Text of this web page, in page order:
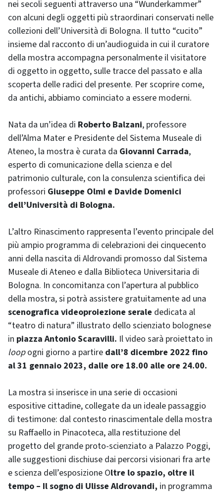
nei secoli seguenti attraverso una “Wunderkammer”
con alcuni degli oggetti più straordinari conservati nelle
collezioni dell’Università di Bologna. Il tutto “cucito”
insieme dal racconto di un’audioguida in cui il curatore
della mostra accompagna personalmente il visitatore
di oggetto in oggetto, sulle tracce del passato e alla
scoperta delle radici del presente. Per scoprire come,
da antichi, abbiamo cominciato a essere moderni.
Nata da un’idea di Roberto Balzani, professore
dell’Alma Mater e Presidente del Sistema Museale di
Ateneo, la mostra è curata da Giovanni Carrada,
esperto di comunicazione della scienza e del
patrimonio culturale, con la consulenza scientifica dei
professori Giuseppe Olmi e Davide Domenici
dell’Università di Bologna.
L’altro Rinascimento rappresenta l’evento principale del
più ampio programma di celebrazioni dei cinquecento
anni della nascita di Aldrovandi promosso dal Sistema
Museale di Ateneo e dalla Biblioteca Universitaria di
Bologna. In concomitanza con l’apertura al pubblico
della mostra, si potrà assistere gratuitamente ad una
scenografica videoproiezione serale dedicata al
“teatro di natura” illustrato dello scienziato bolognese
in piazza Antonio Scaravilli. Il video sarà proiettato in
loopogni giorno a partire dall’8 dicembre 2022 fino
al 31 gennaio 2023, dalle ore 18.00 alle ore 24.00.
La mostra si inserisce in una serie di occasioni
espositive cittadine, collegate da un ideale passaggio
di testimone: dal contesto rinascimentale della mostra
su Raffaello in Pinacoteca, alla restituzione del
progetto del grande proto-scienziato a Palazzo Poggi,
alle suggestioni dischiuse dai percorsi visionari fra arte
e scienza dell’esposizione Oltre lo spazio, oltre il
tempo – Il sogno di Ulisse Aldrovandi, in programma